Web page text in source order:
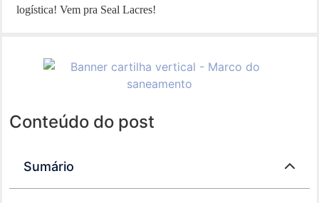
logística! Vem pra Seal Lacres!
Conteúdo do post
Sumário